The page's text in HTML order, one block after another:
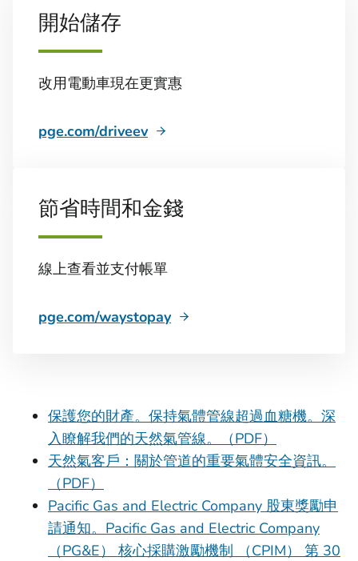
開始儲存
改用電動車現在更實惠
pge.com/driveev
節省時間和金錢
線上查看並支付帳單
pge.com/waystopay
保護您的財產。保持氣體管線超過血糖機。深
入瞭解我們的天然氣管線。（PDF）
天然氣客戶：關於管道的重要氣體安全資訊。
（PDF）
Pacific Gas and Electric Company 股東獎勵申
請通知。Pacific Gas and Electric Company
（PG&E） 核心採購激勵機制 （CPIM） 第 30